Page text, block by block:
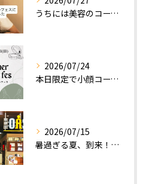
うちには美容のコースもあるって伝えなきゃ！えっほっえxty
2026/07/24
本日限定で小顔コース体験(ワンコイン)実施します！
2026/07/15
暑過ぎる夏、到来！だるさを感じる方は、結構不足！？